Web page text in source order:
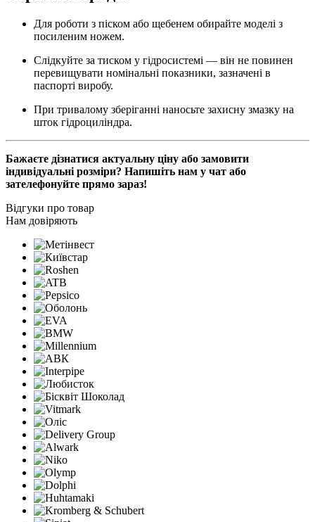
Для роботи з піском або щебенем обирайте моделі з
посиленим ножем.
Слідкуйте за тиском у гідросистемі — він не повинен
перевищувати номінальні показники, зазначені в
паспорті виробу.
При тривалому зберіганні наносьте захисну змазку на
шток гідроциліндра.
Бажаєте дізнатися актуальну ціну або замовити
індивідуальні розміри? Напишіть нам у чат або
зателефонуйте прямо зараз!
Відгуки про товар
Нам довіряють